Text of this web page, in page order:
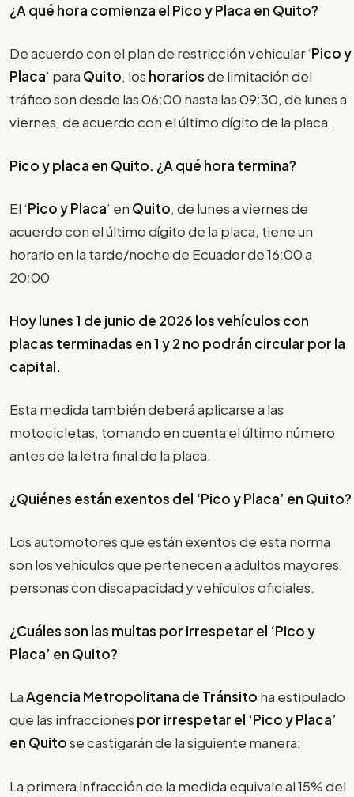
¿A qué hora comienza el Pico y Placa en Quito?
De acuerdo con el plan de restricción vehicular ‘Pico y
Placa’ para Quito, los horariosde limitación del
tráfico son desde las 06:00 hasta las 09:30, de lunes a
viernes, de acuerdo con el último dígito de la placa.
Pico y placa en Quito. ¿A qué hora termina?
El ‘Pico y Placa’ en Quito, de lunes a viernes de
acuerdo con el último dígito de la placa, tiene un
horario en la tarde/noche de Ecuador de 16:00 a
20:00
Hoy lunes 1 de junio de 2026 los vehículos con
placas terminadas en 1 y 2 no podrán circular por la
capital.
Esta medida también deberá aplicarse a las
motocicletas, tomando en cuenta el último número
antes de la letra final de la placa.
¿Quiénes están exentos del ‘Pico y Placa’ en Quito?
Los automotores que están exentos de esta norma
son los vehículos que pertenecen a adultos mayores,
personas con discapacidad y vehículos oficiales.
¿Cuáles son las multas por irrespetar el ‘Pico y
Placa’ en Quito?
LaAgencia Metropolitana de Tránsito ha estipulado
que las infracciones por irrespetar el ‘Pico y Placa’
en Quitose castigarán de la siguiente manera:
La primera infracción de la medida equivale al 15% del